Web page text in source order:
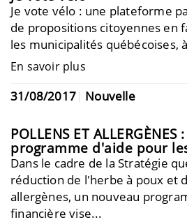
Je vote vélo : une plateforme
de propositions citoyennes en
les municipalités québécoises,
En savoir plus
31/08/2017 Nouvelle
POLLENS ET
programme d'aide pour
Dans le cadre de la Stratégie
réduction de l'herbe à poux et
allergènes, un nouveau
financière vise...